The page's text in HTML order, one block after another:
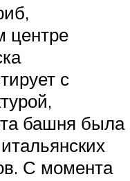
центре
с
башня была
С момента